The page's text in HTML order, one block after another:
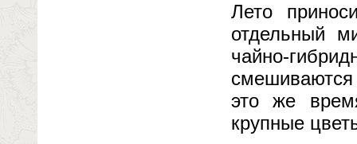
Лето
отдельный
чайно-
смешиваются
это же
крупные